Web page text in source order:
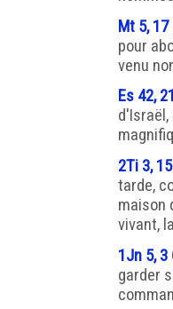
Mt 5, 17
pour
venu
Es 42, 21
d'Israël,
2Ti 3, 15
tarde,
maison
vivant,
1Jn 5, 3
garder